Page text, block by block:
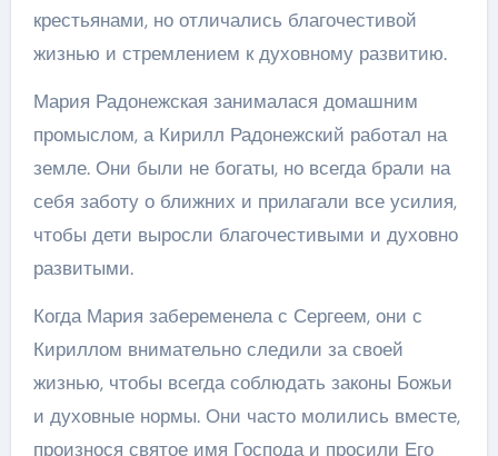
крестьянами, но отличались благочестивой
жизнью и стремлением к духовному развитию.
Мария Радонежская занималася домашним
промыслом, а Кирилл Радонежский работал на
земле. Они были не богаты, но всегда брали на
себя заботу о ближних и прилагали все усилия,
чтобы дети выросли благочестивыми и духовно
развитыми.
Когда Мария забеременела с Сергеем, они с
Кириллом внимательно следили за своей
жизнью, чтобы всегда соблюдать законы Божьи
и духовные нормы. Они часто молились вместе,
произнося святое имя Господа и просили Его